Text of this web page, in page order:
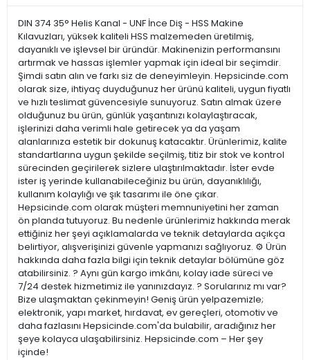
DIN 374 35° Helis Kanal - UNF İnce Diş - HSS Makine
Kılavuzları, yüksek kaliteli HSS malzemeden üretilmiş,
dayanıklı ve işlevsel bir üründür. Makinenizin performansını
artırmak ve hassas işlemler yapmak için ideal bir seçimdir.
Şimdi satın alın ve farkı siz de deneyimleyin. Hepsicinde.com
olarak size, ihtiyaç duyduğunuz her ürünü kaliteli, uygun fiyatlı
ve hızlı teslimat güvencesiyle sunuyoruz. Satın almak üzere
olduğunuz bu ürün, günlük yaşantınızı kolaylaştıracak,
işlerinizi daha verimli hale getirecek ya da yaşam
alanlarınıza estetik bir dokunuş katacaktır. Ürünlerimiz, kalite
standartlarına uygun şekilde seçilmiş, titiz bir stok ve kontrol
sürecinden geçirilerek sizlere ulaştırılmaktadır. İster evde
ister iş yerinde kullanabileceğiniz bu ürün, dayanıklılığı,
kullanım kolaylığı ve şık tasarımı ile öne çıkar.
Hepsicinde.com olarak müşteri memnuniyetini her zaman
ön planda tutuyoruz. Bu nedenle ürünlerimiz hakkında merak
ettiğiniz her şeyi açıklamalarda ve teknik detaylarda açıkça
belirtiyor, alışverişinizi güvenle yapmanızı sağlıyoruz. ⚙️ Ürün
hakkında daha fazla bilgi için teknik detaylar bölümüne göz
atabilirsiniz. ? Aynı gün kargo imkânı, kolay iade süreci ve
7/24 destek hizmetimiz ile yanınızdayız. ? Sorularınız mı var?
Bize ulaşmaktan çekinmeyin! Geniş ürün yelpazemizle;
elektronik, yapı market, hırdavat, ev gereçleri, otomotiv ve
daha fazlasını Hepsicinde.com'da bulabilir, aradığınız her
şeye kolayca ulaşabilirsiniz. Hepsicinde.com – Her şey
içinde!